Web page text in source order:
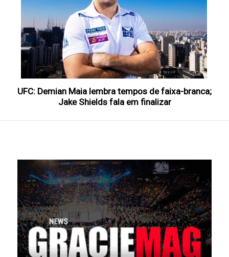
UFC: Demian Maia lembra tempos de faixa-branca;
Jake Shields fala em finalizar